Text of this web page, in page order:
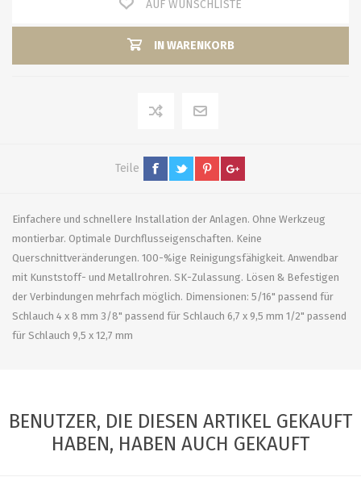
AUF WUNSCHLISTE
IN WARENKORB
Teile
Einfachere und schnellere Installation der Anlagen. Ohne Werkzeug
montierbar. Optimale Durchflusseigenschaften. Keine
Querschnittveränderungen. 100-%ige Reinigungsfähigkeit. Anwendbar
mit Kunststoff- und Metallrohren. SK-Zulassung. Lösen & Befestigen
der Verbindungen mehrfach möglich. Dimensionen: 5/16" passend für
Schlauch 4 x 8 mm 3/8" passend für Schlauch 6,7 x 9,5 mm 1/2" passend
für Schlauch 9,5 x 12,7 mm
BENUTZER, DIE DIESEN ARTIKEL GEKAUFT
HABEN, HABEN AUCH GEKAUFT